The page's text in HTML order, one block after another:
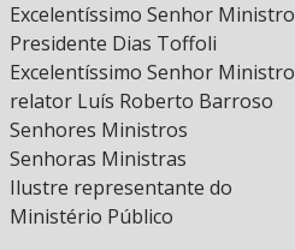
Excelentíssimo Senhor Ministro
Presidente Dias Toffoli
Excelentíssimo Senhor Ministro
relator Luís Roberto Barroso
Senhores Ministros
Senhoras Ministras
Ilustre representante do
Ministério Público